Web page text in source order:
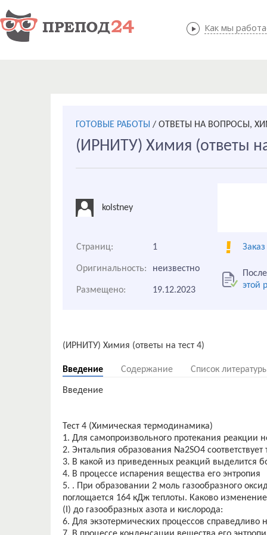
Как мы
Как мы
ГОТОВЫЕ РАБОТЫ / ОТВЕТЫ НА ВОПРОСЫ,
(ИРНИТУ) Химия (ответы
kolstney
Страниц: 1
Оригинальность: неизвестно
этой
Размещено: 19.12.2023
Введение Содержание Список
Введение
Тест 4 (Химическая термодинамика)
1. Для самопроизвольного протекания реакции
2. Энтальпия образования Na2SO4
3. В какой из приведенных реакций выделится
4. В процессе испарения вещества его энтропия
5. . При образовании 2 моль газообразного
поглощается 164 кДж теплоты. Каково
(I) до газообразных азота и кислорода:
6. Для экзотермических процессов справедливо